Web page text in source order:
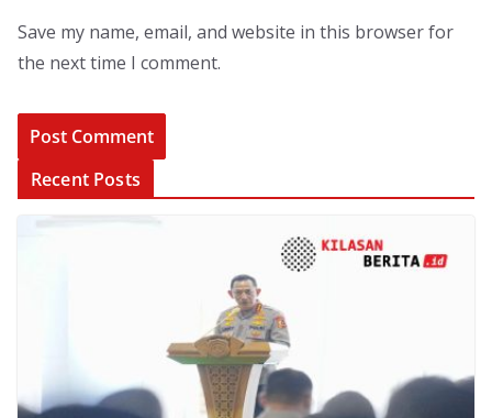
Save my name, email, and website in this browser for
the next time I comment.
Recent Posts